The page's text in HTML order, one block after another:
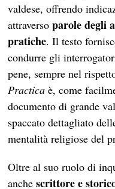
valdese, offrendo
attraversoparole degli
pratiche. Il testo
condurre gli
pene, sempre nel
Practica è, come
documento di grande
spaccato dettagliato
mentalità religiose del
Oltre al suo ruolo di
anchescrittore e